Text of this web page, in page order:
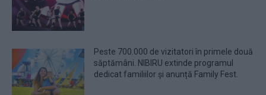
Peste 700.000 de vizitatori în primele două
săptămâni. NIBIRU extinde programul
dedicat familiilor și anunță Family Fest.